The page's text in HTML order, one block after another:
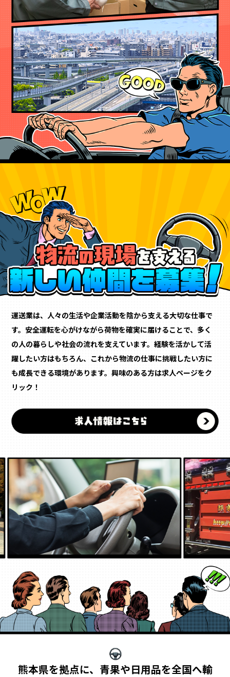
運送業は、人々の生活や企業活動を陰から支える大切な仕事で
す。安全運転を心がけながら荷物を確実に届けることで、多く
の人の暮らしや社会の流れを支えています。経験を活かして活
躍したい方はもちろん、これから物流の仕事に挑戦したい方に
も成長できる環境があります。興味のある方は求人ページをク
リック！
熊本県を拠点に、青果や日用品を全国へ輸